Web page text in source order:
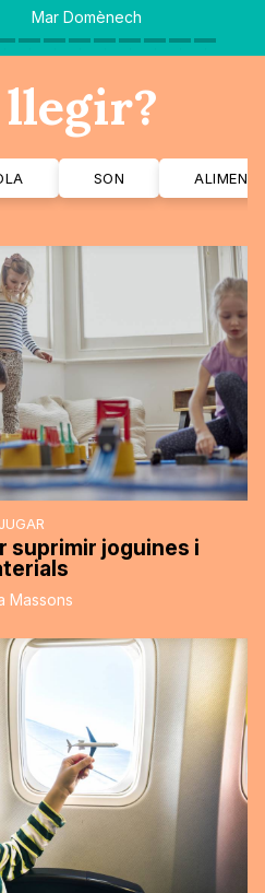
Mar Domènech
llegir?
SON
JUGAR
suprimir joguines i
Massons